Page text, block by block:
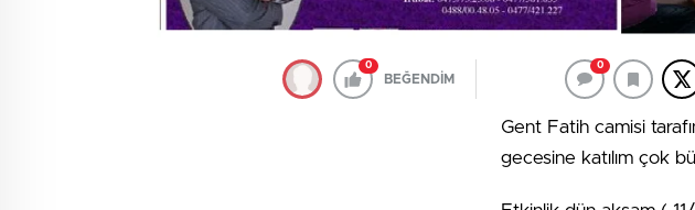
0
BEĞENDİM
0
Gent Fatih camisi
gecesine katılım çok